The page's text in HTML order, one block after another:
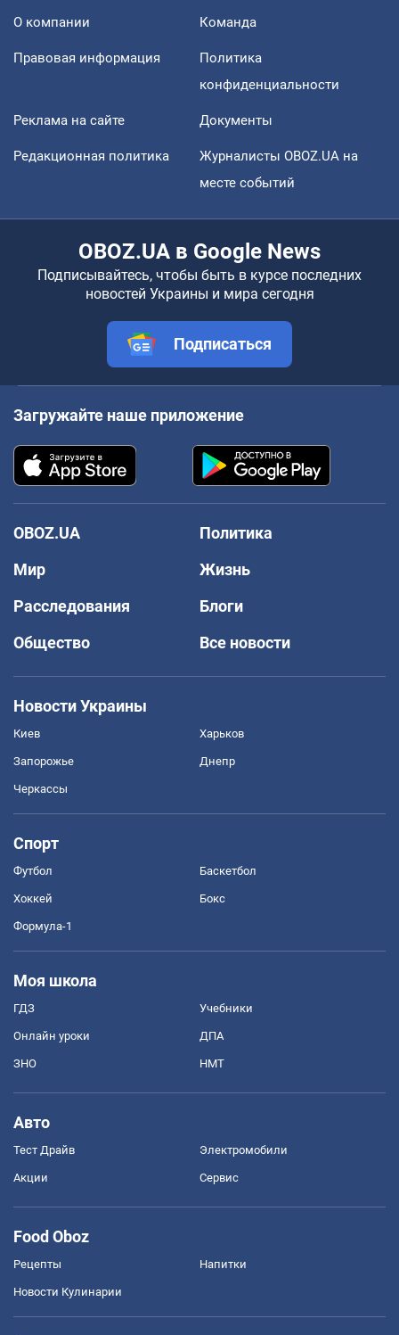
О компании Команда
Правовая информация
Политика
конфиденциальности
Реклама на сайте Документы
Редакционная политика
Журналисты OBOZ.UA на
месте событий
OBOZ.UA в Google News
Подписывайтесь, чтобы быть в курсе последних
новостей Украины и мира сегодня
Подписаться
Загружайте наше приложение
OBOZ.UA
Политика
Мир
Жизнь
Расследования
Блоги
Общество
Все новости
Новости Украины
Киев Харьков
Запорожье Днепр
Черкассы
Спорт
Футбол Баскетбол
Хоккей Бокс
Формула-1
Моя школа
ГДЗ Учебники
Онлайн уроки ДПА
ЗНО НМТ
Авто
Тест Драйв Электромобили
Акции Сервис
Food Oboz
Рецепты Напитки
Новости Кулинарии